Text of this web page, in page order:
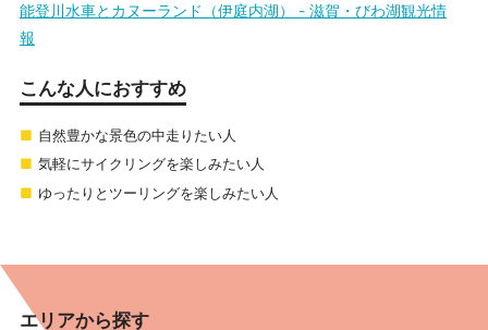
能登川水車とカヌーランド（伊庭内湖） - 滋賀・びわ湖観光情
報
こんな人におすすめ
自然豊かな景色の中走りたい人
気軽にサイクリングを楽しみたい人
ゆったりとツーリングを楽しみたい人
エリアから探す